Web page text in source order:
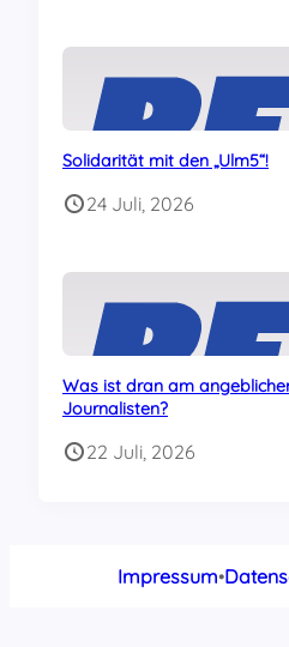
Solidarität mit den „Ulm5“!
24 Juli, 2026
Was ist dran am
Journalisten?
22 Juli, 2026
Impressum•